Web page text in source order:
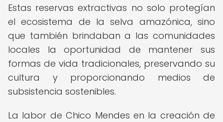
Estas reservas extractivas no solo protegían
el ecosistema de la selva amazónica, sino
que también brindaban a las comunidades
locales la oportunidad de mantener sus
formas de vida tradicionales, preservando su
cultura y proporcionando medios de
subsistencia sostenibles.
La labor de Chico Mendes en la creación de